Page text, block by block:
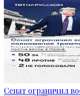
Сенат ограничил